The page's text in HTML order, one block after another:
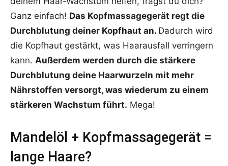
Ganz einfach! Das Kopfmassagegerät regt die
Durchblutung deiner Kopfhaut an. Dadurch wird
die Kopfhaut gestärkt, was Haarausfall verringern
kann. Außerdem werden durch die stärkere
Durchblutung deine Haarwurzeln mit mehr
Nährstoffen versorgt, was wiederum zu einem
stärkeren Wachstum führt. Mega!
Mandelöl + Kopfmassagegerät =
lange Haare?